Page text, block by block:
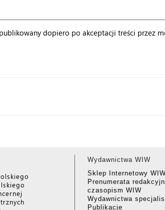
dopiero po akceptacji treści przez
Wydawnictwa WIW
Sklep Internetowy WIW
Prenumerata
czasopism WIW
Wydawnictwa
Publikacje